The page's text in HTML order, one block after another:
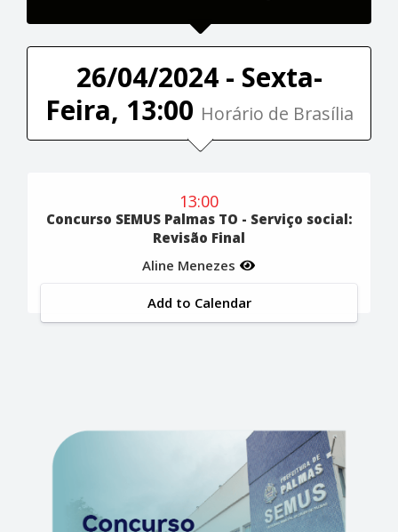
26/04/2024 - Sexta-
Feira, 13:00 Horário de Brasília
13:00
Concurso SEMUS Palmas TO - Serviço social:
Revisão Final
Aline Menezes
Add to Calendar